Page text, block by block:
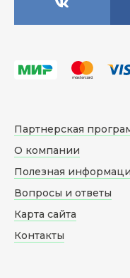
Партнерская
О компании
Полезная
Вопросы и ответы
Карта сайта
Контакты